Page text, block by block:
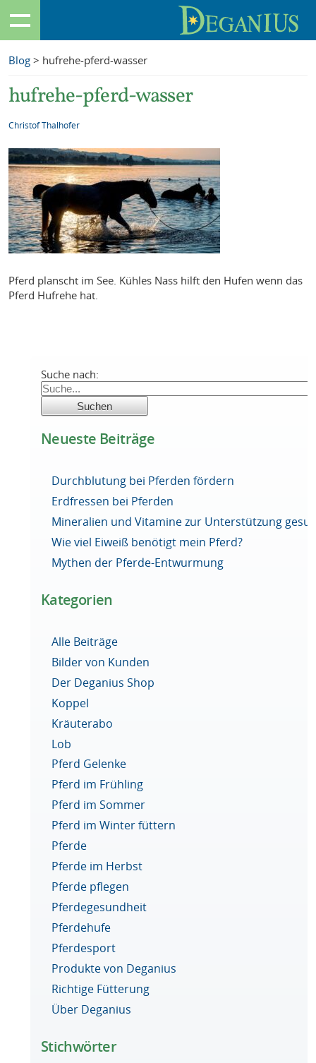
Blog > hufrehe-pferd-wasser
hufrehe-pferd-wasser
Christof Thalhofer
Pferd planscht im See. Kühles Nass hilft den Hufen wenn das
Pferd Hufrehe hat.
Suche nach:
Neueste Beiträge
Durchblutung bei Pferden fördern
Erdfressen bei Pferden
Mineralien und Vitamine zur Unterstützung
Wie viel Eiweiß benötigt mein Pferd?
Mythen der Pferde-Entwurmung
Kategorien
Alle Beiträge
Bilder von Kunden
Der Deganius Shop
Koppel
Kräuterabo
Lob
Pferd Gelenke
Pferd im Frühling
Pferd im Sommer
Pferd im Winter füttern
Pferde
Pferde im Herbst
Pferde pflegen
Pferdegesundheit
Pferdehufe
Pferdesport
Produkte von Deganius
Richtige Fütterung
Über Deganius
Stichwörter